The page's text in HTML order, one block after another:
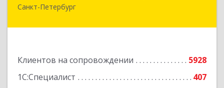
Санкт-Петербург
Клиентов на сопровождении
5928
1С:Специалист
407
195112, Санкт-Петербург г, Заневский пр-кт,